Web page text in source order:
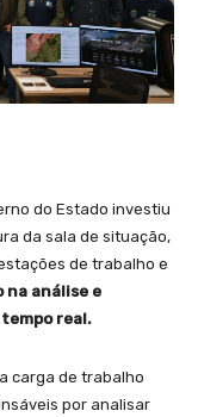
do Estado investiu
da sala de situação,
de trabalho e
análise e
real.
carga de trabalho
por analisar